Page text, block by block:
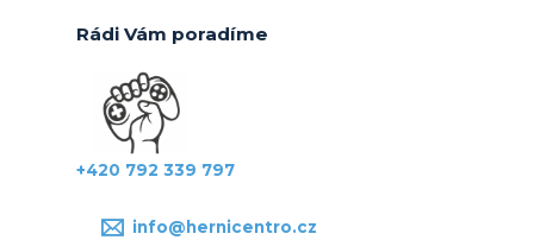
Rádi Vám poradíme
+420 792 339 797
info@hernicentro.cz